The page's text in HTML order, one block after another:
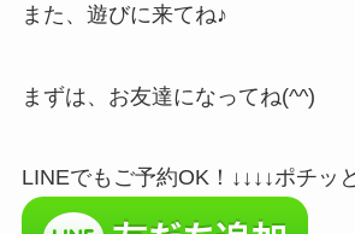
また、遊びに来てね♪
まずは、お友達になってね(^^)
LINEでもご予約OK！↓↓↓↓ポチッ